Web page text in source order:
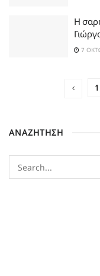
Η
7
1
ΑΝΑΖΗΤΗΣΗ